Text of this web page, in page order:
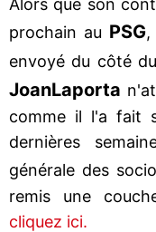
Alors que son
prochain au PSG,
envoyé du côté du
JoanLaporta
comme il l'a fait
dernières
générale des
remis une
cliquez ici.